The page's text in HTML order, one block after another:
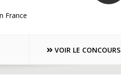
France
VOIR LE CONCOURS